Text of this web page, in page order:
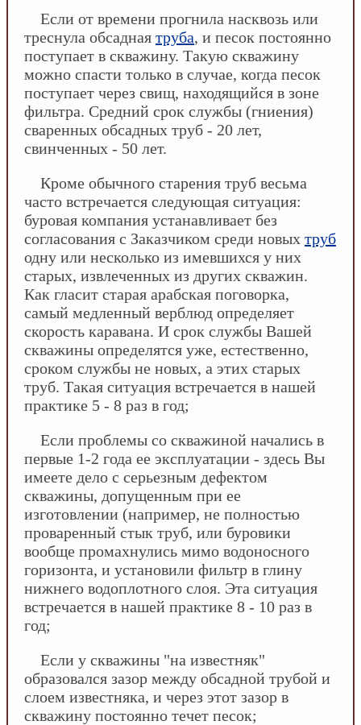
Если от времени прогнила насквозь или
треснула обсадная труба, и песок постоянно
поступает в скважину. Такую скважину
можно спасти только в случае, когда песок
поступает через свищ, находящийся в зоне
фильтра. Средний срок службы (гниения)
сваренных обсадных труб - 20 лет,
свинченных - 50 лет.
Кроме обычного старения труб весьма
часто встречается следующая ситуация:
буровая компания устанавливает без
согласования с Заказчиком среди новых труб
одну или несколько из имевшихся у них
старых, извлеченных из других скважин.
Как гласит старая арабская поговорка,
самый медленный верблюд определяет
скорость каравана. И срок службы Вашей
скважины определятся уже, естественно,
сроком службы не новых, а этих старых
труб. Такая ситуация встречается в нашей
практике 5 - 8 раз в год;
Если проблемы со скважиной начались в
первые 1-2 года ее эксплуатации - здесь Вы
имеете дело с серьезным дефектом
скважины, допущенным при ее
изготовлении (например, не полностью
проваренный стык труб, или буровики
вообще промахнулись мимо водоносного
горизонта, и установили фильтр в глину
нижнего водоплотного слоя. Эта ситуация
встречается в нашей практике 8 - 10 раз в
год;
Если у скважины "на известняк"
образовался зазор между обсадной трубой и
слоем известняка, и через этот зазор в
скважину постоянно течет песок;